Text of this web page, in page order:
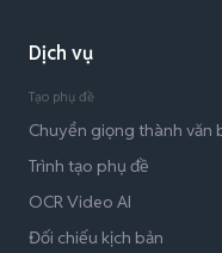
Dịch vụ
Tạo phụ đề
Chuyển giọng thành văn
Trình tạo phụ đề
OCR Video AI
Đối chiếu kịch bản